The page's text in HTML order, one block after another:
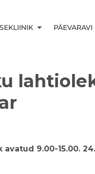
PÄEVARAVI
9.00-15.00.